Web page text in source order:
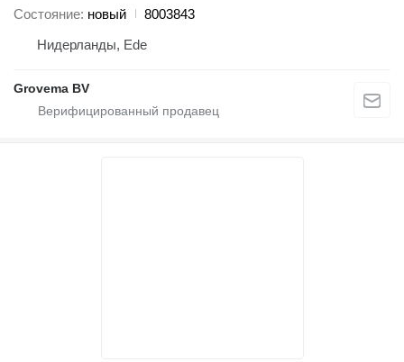
Состояние новый
8003843
Нидерланды, Ede
Grovema BV